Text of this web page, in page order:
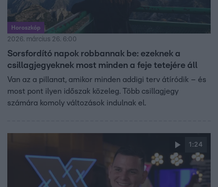
Horoszkóp
2026. március 26. 6:00
Sorsfordító napok robbannak be: ezeknek a
csillagjegyeknek most minden a feje tetejére áll
Van az a pillanat, amikor minden addigi terv átíródik – és
most pont ilyen időszak közeleg. Több csillagjegy
számára komoly változások indulnak el.
1:24